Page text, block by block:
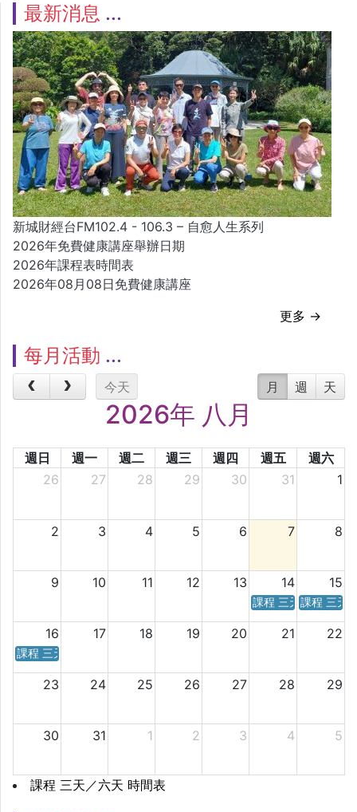
最新消息
新城財經台FM102.4 - 106.3 – 自愈人生系列
2026年免費健康講座舉辦日期
2026年課程表時間表
2026年08月08日免費健康講座
更多 →
每月活動
今天 月 週 天
2026年 八月
週日 週一 週二 週三 週四 週五
週六
26
27 28 29 30 31 1
2 3 4 5 6 7 8
9 10 11 12 13 14 15
課程 三天／六天 時
課程 三天
16 17 18 19 20 21 22
課程 三天／六天 時間表
23 24 25 26 27 28 29
30 31 1 2 3 4 5
課程 三天／六天 時間表